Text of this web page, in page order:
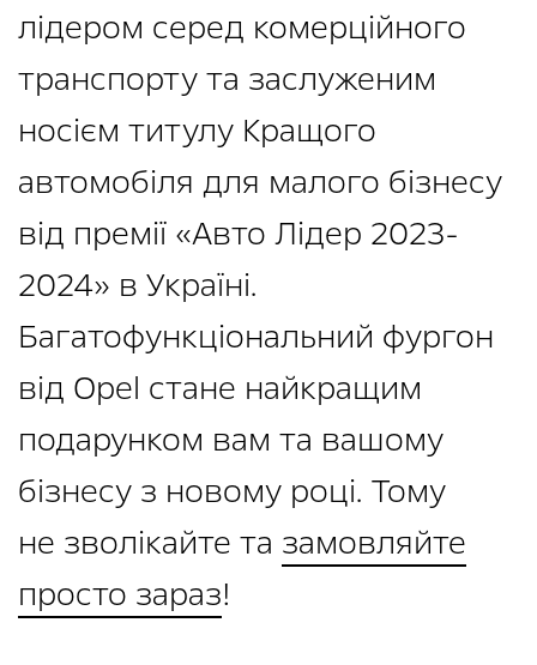
лідером серед комерційного
транспорту та заслуженим
носієм титулу Кращого
автомобіля для малого бізнесу
від премії «Авто Лідер 2023-
2024» в Україні.
Багатофункціональний фургон
від Opel стане найкращим
подарунком вам та вашому
бізнесу з новому році. Тому
не зволікайте та замовляйте
просто зараз!